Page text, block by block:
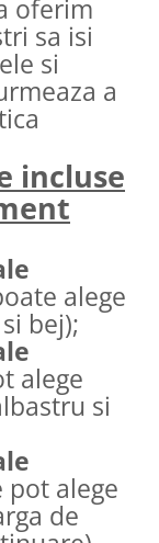
oferim
sa isi
si
a
incluse
alege
bej);
alege
si
pot alege
de